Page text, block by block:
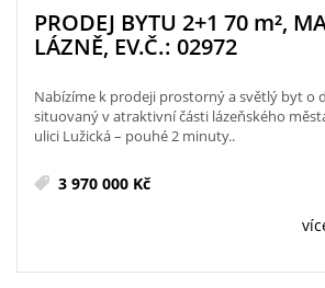
PRODEJ BYTU 2+1 70 m²,
LÁZNĚ, EV.Č.: 02972
Nabízíme k prodeji prostorný a světlý byt o
situovaný v atraktivní části lázeňského
ulici Lužická – pouhé 2 minuty..
3 970 000 Kč